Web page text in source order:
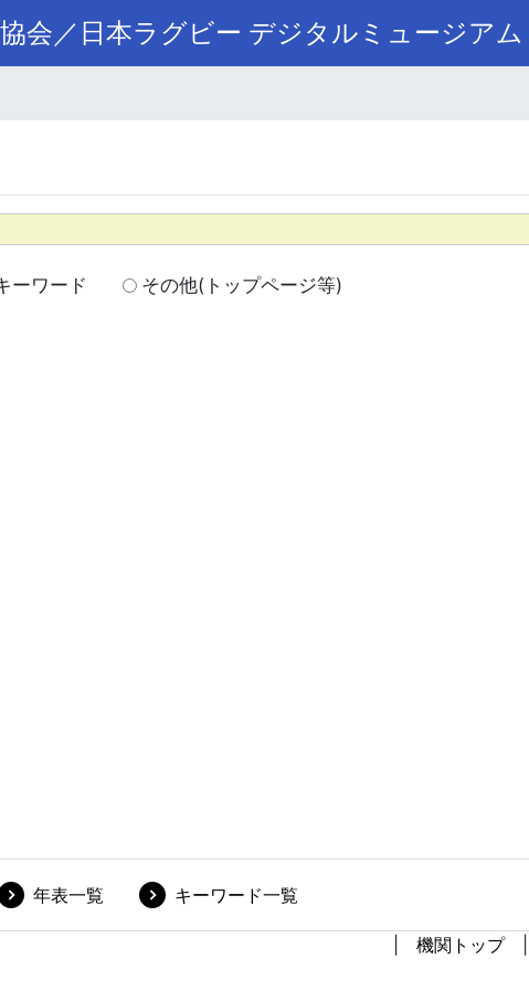
会／日本ラグビー デジタルミュージアム
ーワード その他(トップページ等)
年表一覧 キーワード一覧
機関トップ